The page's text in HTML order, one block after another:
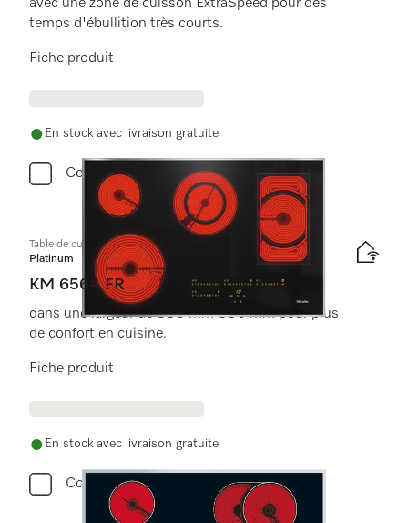
avec une zone de cuisson ExtraSpeed pour des
temps d'ébullition très courts.
Fiche produit
En stock avec livraison gratuite
Comparer
Table de cuisson vitrocéramique
Platinum
KM 6564 FR
dans une largeur de 806 mm 806 mm pour plus
de confort en cuisine.
Fiche produit
En stock avec livraison gratuite
Comparer